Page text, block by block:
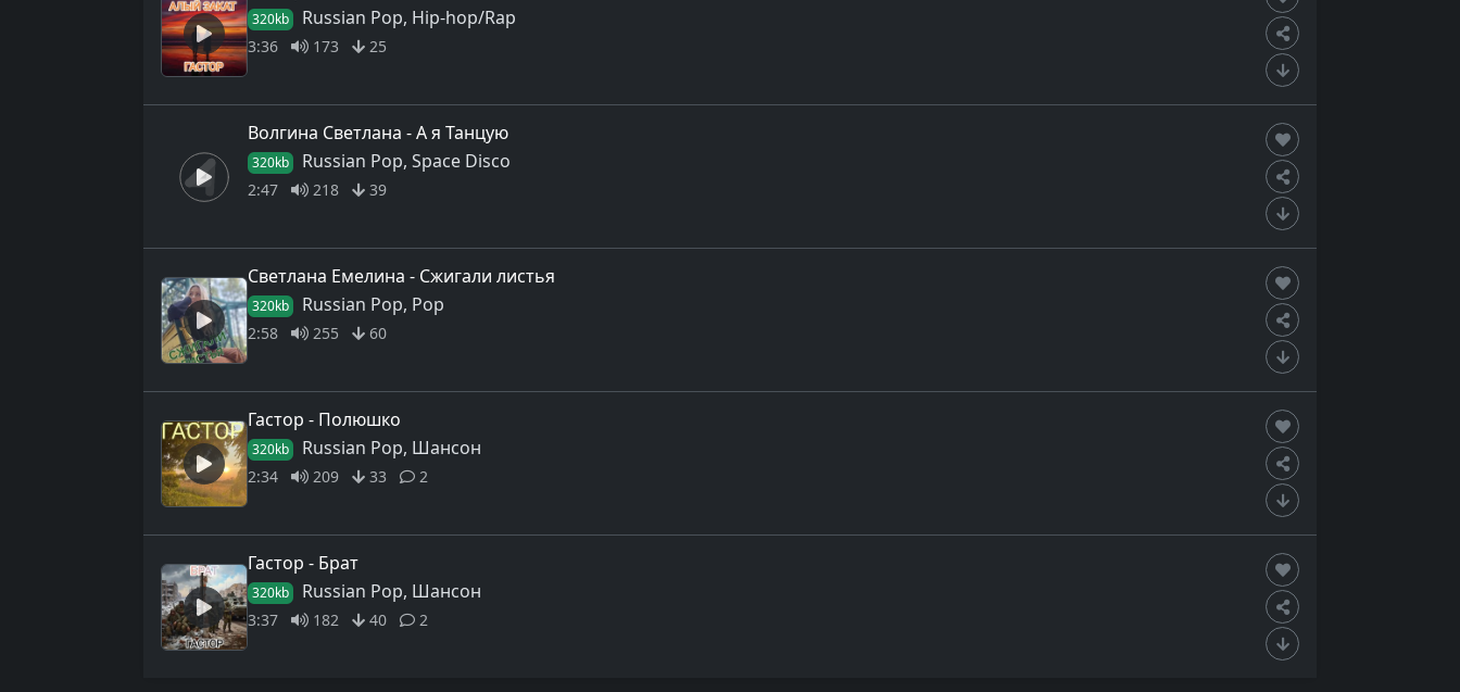
320kb Russian Pop, Hip-hop/Rap
3:36 173 25
Волгина Светлана - А я Танцую
320kb Russian Pop, Space Disco
2:47 218 39
Светлана Емелина - Сжигали листья
320kb Russian Pop, Pop
2:58 255 60
Гастор - Полюшко
320kb Russian Pop, Шансон
2:34 209 33 2
Гастор - Брат
320kb Russian Pop, Шансон
3:37 182 40 2